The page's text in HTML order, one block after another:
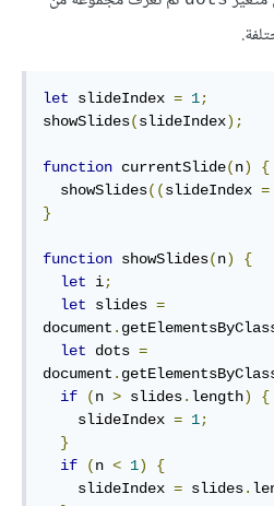
let slideIndex = 1;
showSlides(slideIndex);
function currentSlide(n)
{
  showSlides
((slideIndex =
}
function showSlides(n)
{
let i;
let slides =
document .
let dots =
document .
if
(n > slides. length)
{
    slideIndex
= 1;
}
if
(n < 1)
{
    slideIndex
= slides.